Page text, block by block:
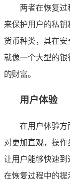
两者在恢复
来保护用户的私
货币种类，其在安
就像一个大型的
的财富。
用户体验
在用户体验方
对更加直观，操作
让用户能够快速到
在恢复过程中的提